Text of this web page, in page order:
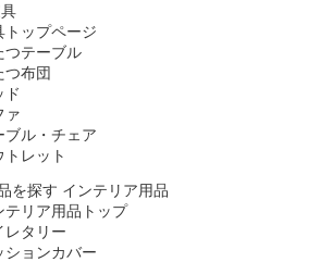
トップページ
つテーブル
つ布団
ド
ァ
ブル・チェア
トレット
インテリア用品
テリア用品トップ
レタリー
ションカバー